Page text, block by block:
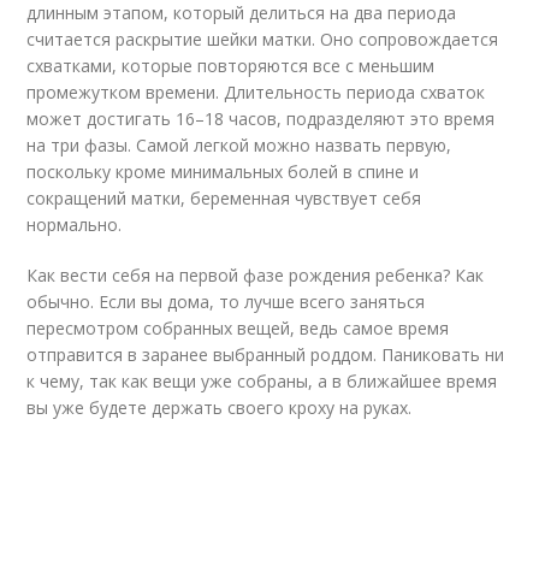
длинным этапом, который делиться на два периода
считается раскрытие шейки матки. Оно сопровождается
схватками, которые повторяются все с меньшим
промежутком времени. Длительность периода схваток
может достигать 16–18 часов, подразделяют это время
на три фазы. Самой легкой можно назвать первую,
поскольку кроме минимальных болей в спине и
сокращений матки, беременная чувствует себя
нормально.
Как вести себя на первой фазе рождения ребенка? Как
обычно. Если вы дома, то лучше всего заняться
пересмотром собранных вещей, ведь самое время
отправится в заранее выбранный роддом. Паниковать ни
к чему, так как вещи уже собраны, а в ближайшее время
вы уже будете держать своего кроху на руках.